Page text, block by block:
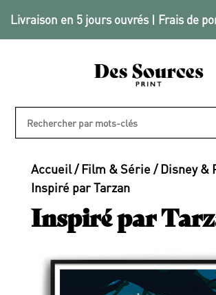
Livraison en 5 jours ouvrés | Frais de
Accueil/Film & Série/Disney &
Inspiré par Tarzan
Inspiré par